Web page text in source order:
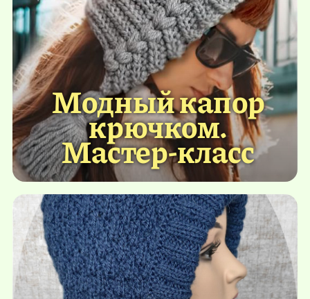
Модный капор
крючком.
Мастер-класс